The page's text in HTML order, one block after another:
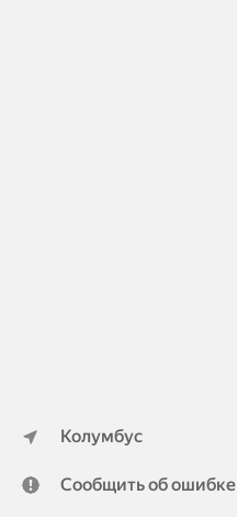
Колумбус
Сообщить об ошибке